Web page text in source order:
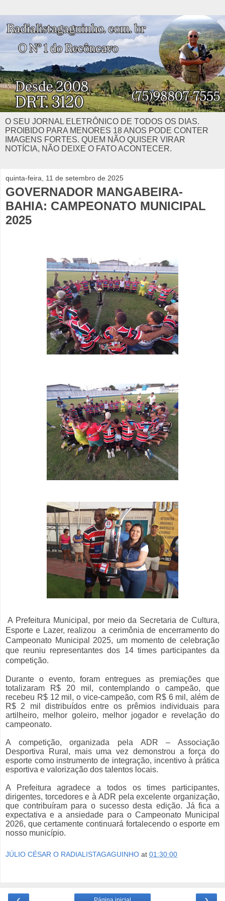
O SEU JORNAL ELETRÔNICO DE TODOS OS DIAS.
PROIBIDO PARA MENORES 18 ANOS PODE CONTER
IMAGENS FORTES. QUEM NÃO QUISER VIRAR
NOTÍCIA, NÃO DEIXE O FATO ACONTECER.
quinta-feira, 11 de setembro de 2025
GOVERNADOR MANGABEIRA-
BAHIA: CAMPEONATO MUNICIPAL
2025
A Prefeitura Municipal, por meio da Secretaria de Cultura,
Esporte e Lazer, realizou a cerimônia de encerramento do
Campeonato Municipal 2025, um momento de celebração
que reuniu representantes dos 14 times participantes da
competição.
Durante o evento, foram entregues as premiações que
totalizaram R$ 20 mil, contemplando o campeão, que
recebeu R$ 12 mil, o vice-campeão, com R$ 6 mil, além de
R$ 2 mil distribuídos entre os prêmios individuais para
artilheiro, melhor goleiro, melhor jogador e revelação do
campeonato.
A competição, organizada pela ADR – Associação
Desportiva Rural, mais uma vez demonstrou a força do
esporte como instrumento de integração, incentivo à prática
esportiva e valorização dos talentos locais.
A Prefeitura agradece a todos os times participantes,
dirigentes, torcedores e à ADR pela excelente organização,
que contribuíram para o sucesso desta edição. Já fica a
expectativa e a ansiedade para o Campeonato Municipal
2026, que certamente continuará fortalecendo o esporte em
nosso município.
JÚLIO CÉSAR O RADIALISTAGAGUINHO at 01:30:00